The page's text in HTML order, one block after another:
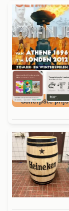
Scherpste prijs